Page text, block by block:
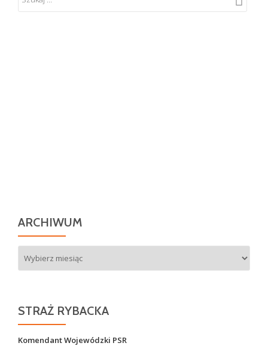
ARCHIWUM
STRAŻ RYBACKA
Komendant Wojewódzki PSR